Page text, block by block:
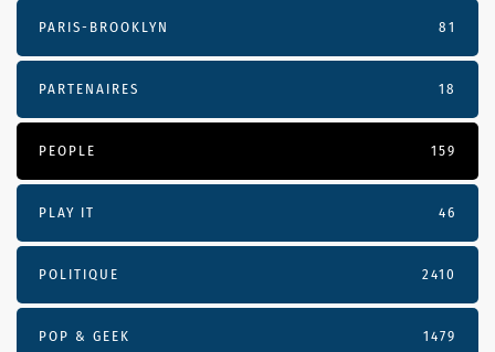
PARIS-BROOKLYN 81
PARTENAIRES 18
PEOPLE 159
PLAY IT 46
POLITIQUE 2410
POP & GEEK 1479